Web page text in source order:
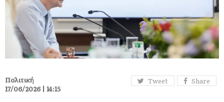
Tweet Share
Πολιτική
17/06/2026 | 14:15